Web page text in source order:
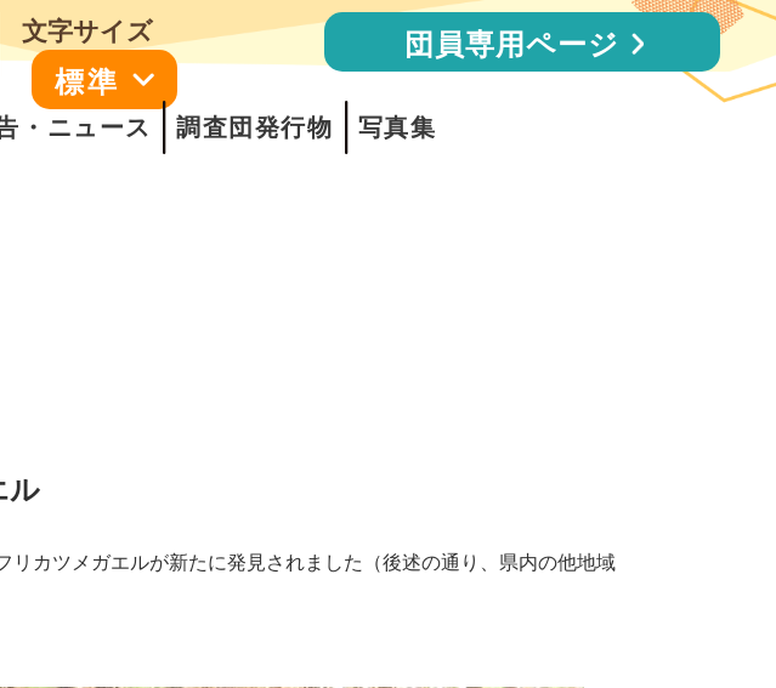
文字サイズ
標準
団員専用ページ
・ニュース 調査団発行物 写真集
ル
リカツメガエルが新たに発見されました（後述の通り、県内の他地域